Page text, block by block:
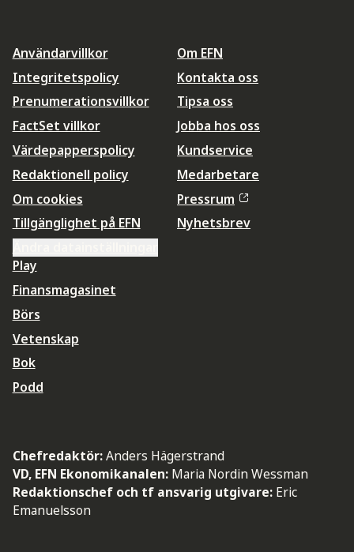
Användarvillkor
Integritetspolicy
Prenumerationsvillkor
FactSet villkor
Värdepapperspolicy
Redaktionell policy
Om cookies
Tillgänglighet på EFN
Om EFN
Kontakta oss
Tipsa oss
Jobba hos oss
Kundservice
Medarbetare
Pressrum
Nyhetsbrev
Play
Finansmagasinet
Börs
Vetenskap
Bok
Podd
Chefredaktör:Anders Hägerstrand
VD, EFN Ekonomikanalen: Maria Nordin Wessman
Redaktionschef och tf ansvarig utgivare: Eric
Emanuelsson